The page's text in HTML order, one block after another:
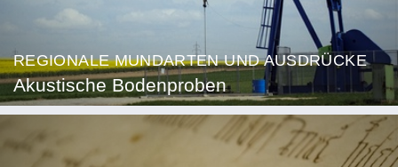
REGIONALE MUNDARTEN UND AUSDRÜCKE
Akustische Bodenproben